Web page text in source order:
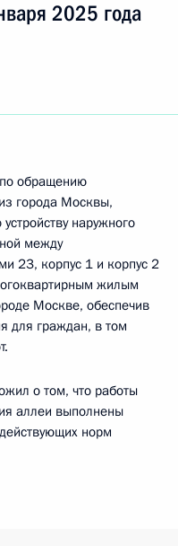
2025 года
обращению
города Москвы,
наружного
между
23, корпус 1 и корпус 2
жилым
Москве, обеспечив
для граждан, в том
о том, что работы
аллеи выполнены
норм